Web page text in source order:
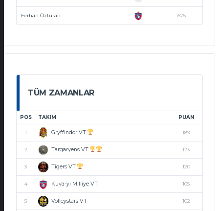
Ferhan Özturan 1575
TÜM ZAMANLAR
POS TAKIM PUAN
1 Gryffindor VT 189
2 Targaryens VT 123
3 Tigers VT 120
4 Kuva-yi Milliye VT 105
5 Volleystars VT 102